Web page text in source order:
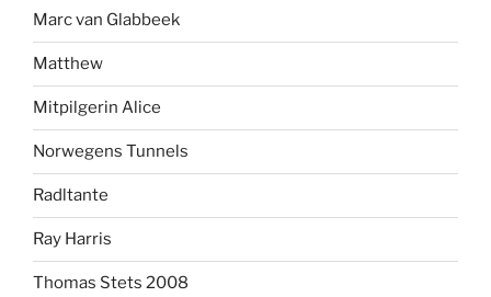
Marc van Glabbeek
Matthew
Mitpilgerin Alice
Norwegens Tunnels
Radltante
Ray Harris
Thomas Stets 2008